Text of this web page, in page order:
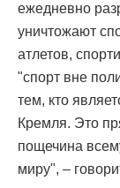
ежедневно
уничтожают
атлетов,
"спорт вне
тем, кто
Кремля. Это
пощечина
миру", –